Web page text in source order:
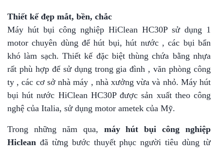
Thiết kế đẹp mắt, bền, chắc
Máy hút bụi công nghiệp HiClean HC30P sử dụng 1
motor chuyên dùng để hút bụi, hút nước , các bụi bẩn
khó làm sạch. Thiết kế đặc biệt thùng chứa bằng nhựa
rất phù hợp để sử dụng trong gia đình , văn phòng công
ty , các cơ sở nhà máy , nhà xưởng vừa và nhỏ. Máy hút
bụi hút nước HiClean HC30P được sản xuất theo công
nghệ của Italia, sử dụng motor ametek của Mỹ.
Trong những năm qua, máy hút bụi công nghiệp
Hiclean đã từng bước thuyết phục người tiêu dùng từ